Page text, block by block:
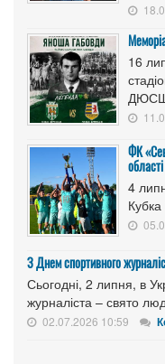
16
ФК
4
З Днем спортивного
Сьогодні, 2 липня, в
журналіста – свято
02.07.2026 10:59